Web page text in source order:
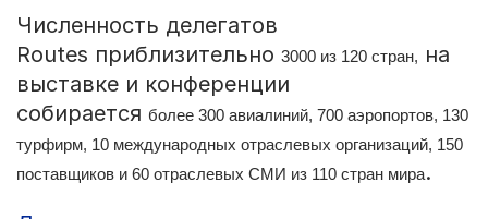
Численность делегатов
Routes приблизительно 3000 из 120 стран, на
выставке и конференции
собирается более 300 авиалиний, 700 аэропортов, 130
турфирм, 10 международных отраслевых организаций, 150
поставщиков и 60 отраслевых СМИ из 110 стран мира.